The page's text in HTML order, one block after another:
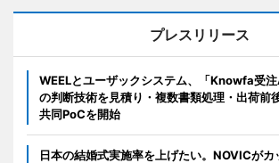
プレスリリース
WEELとユーザックシステム、「Knowfa受注
の判断技術を見積り・複数書類処理・出荷前
共同PoCを開始
日本の結婚式実施率を上げたい。NOVICがカ